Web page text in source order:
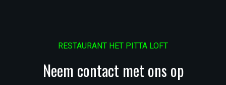
RESTAURANT HET PITTA LOFT
Neem contact met ons op